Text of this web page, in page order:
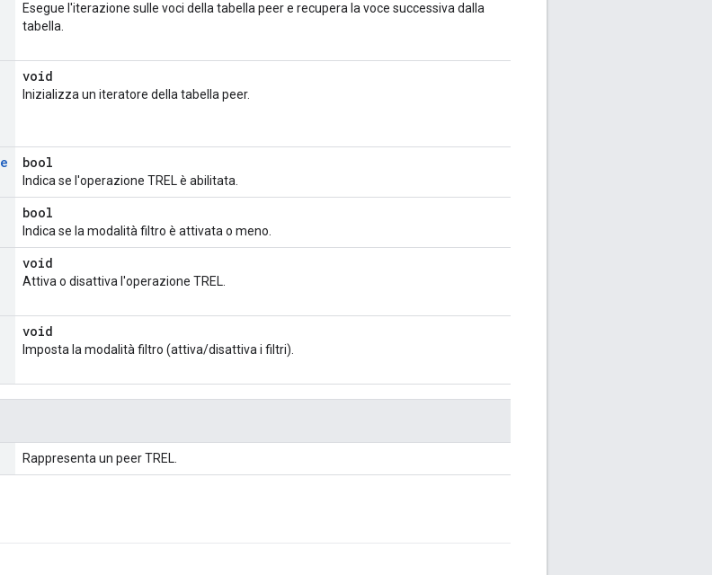
Esegue l'iterazione sulle voci della tabella peer e recupera la voce successiva dalla
tabella.
void
Inizializza un iteratore della tabella peer.
bool
Indica se l'operazione TREL è abilitata.
bool
Indica se la modalità filtro è attivata o meno.
void
Attiva o disattiva l'operazione TREL.
void
Imposta la modalità filtro (attiva/disattiva i filtri).
Rappresenta un peer TREL.